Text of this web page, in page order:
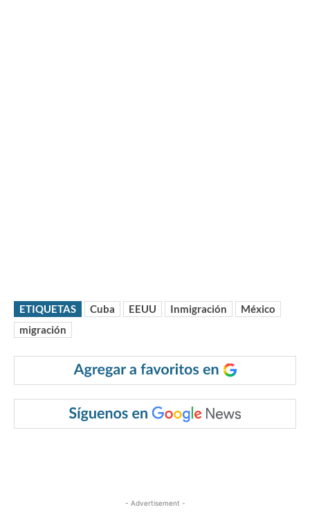
ETIQUETAS Cuba EEUU Inmigración
México
migración
- Advertisement -